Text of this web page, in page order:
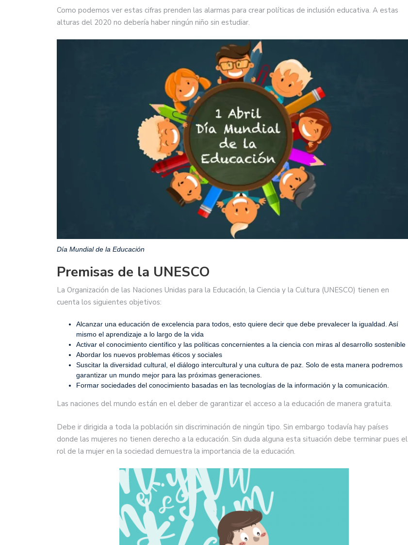
Como podemos ver estas cifras prenden las alarmas para crear políticas de inclusión educativa. A estas
alturas del 2020 no debería haber ningún niño sin estudiar.
Día Mundial de la Educación
Premisas de la UNESCO
La Organización de las Naciones Unidas para la Educación, la Ciencia y la Cultura (UNESCO) tienen en
cuenta los siguientes objetivos:
Alcanzar una educación de excelencia para todos, esto quiere decir que debe prevalecer la igualdad. Así
mismo el aprendizaje a lo largo de la vida
Activar el conocimiento científico y las políticas concernientes a la ciencia con miras al desarrollo sostenible
Abordar los nuevos problemas éticos y sociales
Suscitar la diversidad cultural, el diálogo intercultural y una cultura de paz. Solo de esta manera podremos
garantizar un mundo mejor para las próximas generaciones.
Formar sociedades del conocimiento basadas en las tecnologías de la información y la comunicación.
Las naciones del mundo están en el deber de garantizar el acceso a la educación de manera gratuita.
Debe ir dirigida a toda la población sin discriminación de ningún tipo. Sin embargo todavía hay países
donde las mujeres no tienen derecho a la educación. Sin duda alguna esta situación debe terminar pues el
rol de la mujer en la sociedad demuestra la importancia de la educación.